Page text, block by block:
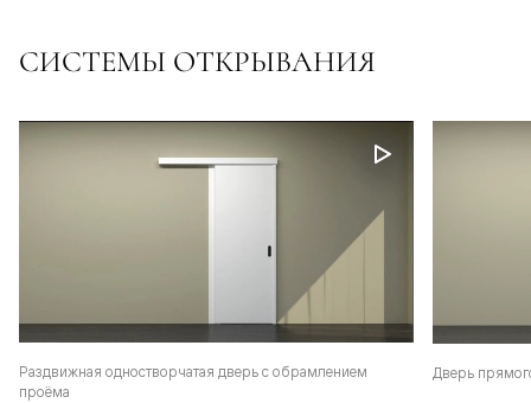
СИСТЕМЫ ОТКРЫВАНИЯ
Раздвижная одностворчатая дверь с обрамлением
проёма
Дверь